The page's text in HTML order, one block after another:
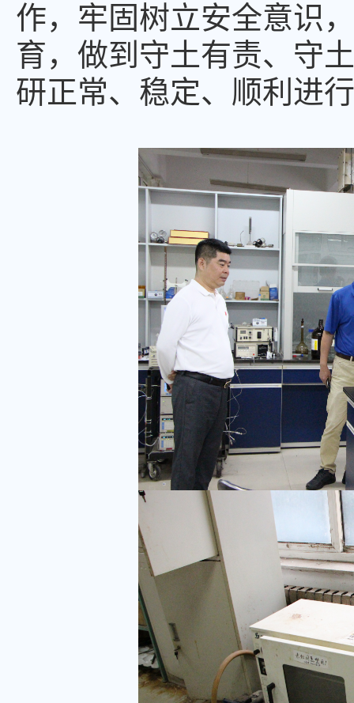
作，牢固树立安全意识
育，做到守土有责、守
研正常、稳定、顺利进